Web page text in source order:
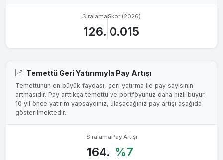
Sıralama
126.
Skor (2026)
0.015
Temettü Geri Yatırımıyla Pay Artışı
Temettünün en büyük faydası, geri yatırma ile pay sayısının
artmasıdır. Pay arttıkça temettü ve portföyünüz daha hızlı büyür.
10 yıl önce yatırım yapsaydınız, ulaşacağınız pay artışı aşağıda
gösterilmektedir.
Sıralama
164.
Pay Artışı
%7